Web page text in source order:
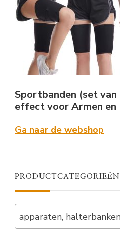
Sportbanden (set van
effect voor Armen en
Ga naar de webshop
PRODUCTCATEGORIEËN
apparaten, halterbanken,